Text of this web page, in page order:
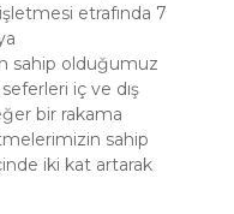
etrafında 7
sahip olduğumuz
iç ve dış
bir rakama
sahip
iki kat artarak